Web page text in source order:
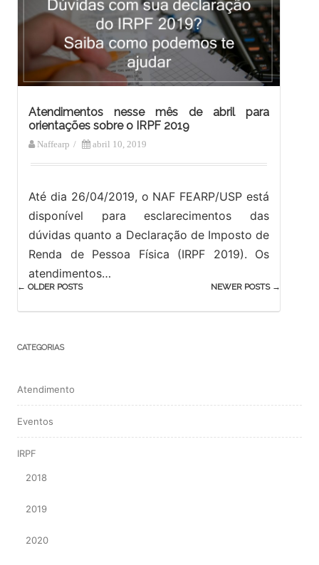
Atendimentos nesse mês de abril para
orientações sobre o IRPF 2019
Naffearp / abril 10, 2019
Até dia 26/04/2019, o NAF FEARP/USP está
disponível para esclarecimentos das
dúvidas quanto a Declaração de Imposto de
Renda de Pessoa Física (IRPF 2019). Os
atendimentos…
Post
← OLDER POSTS NEWER POSTS →
CATEGORIAS
Atendimento
Eventos
IRPF
2018
2019
2020